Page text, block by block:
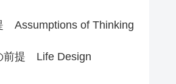
Assumptions of Thinking
前提 Life Design